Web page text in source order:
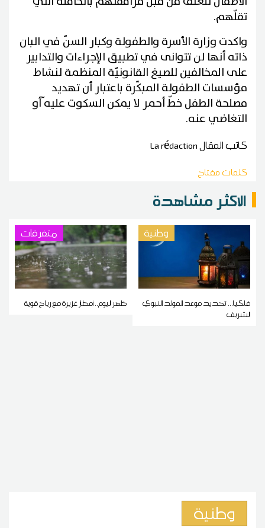
تقلّهم.
واكدت وزارة الأسرة والطفولة وكبار السنّ في البان
ذاته أنها لن تتوانى في تطبيق الإجراءات والتدابير
على المخالفين للصيغ القانونيّة المنظمة لنشاط
مؤسسات الطفولة المبكّرة باعتبار أن تهديد
مصلحة الطفل خطّ أحمر لا يمكن السكوت عليه ّأو
التغاضي عنه.
كاتب المقالLa rédaction
كلمات مفتاح
الاكثر مشاهدة
وطنية
فلكيا... تحديد موعد المولد النبوي
الشريف
متفرقات
ظهر اليوم.. أمطار غزيرة مع رياح قوية
وطنية